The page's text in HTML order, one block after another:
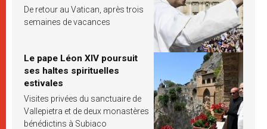
De retour au Vatican, après trois
semaines de vacances
Le pape Léon XIV poursuit
ses haltes spirituelles
estivales
Visites privées du sanctuaire de
Vallepietra et de deux monastères
bénédictins à Subiaco